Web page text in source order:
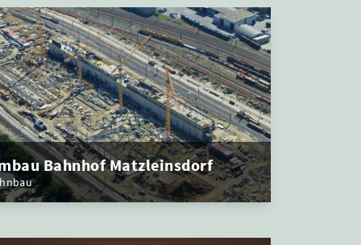
Bahnhof Matzleinsdorf